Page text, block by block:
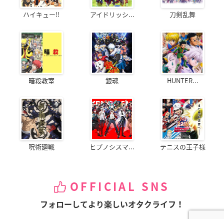
ハイキュー!! アイドリッシ... 刀剣乱舞
暗殺教室 銀魂 HUNTER...
呪術廻戦 ヒプノシスマ... テニスの王子様
OFFICIAL SNS
フォローしてより楽しいオタクライフ！